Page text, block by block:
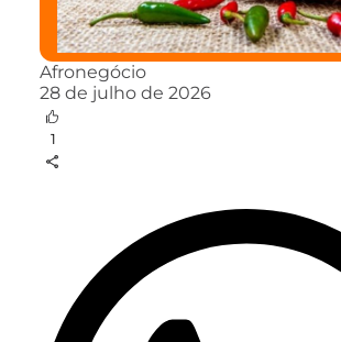
Afronegócio
28 de julho de 2026
1